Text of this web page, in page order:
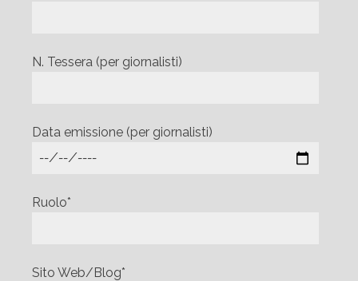
N. Tessera (per giornalisti)
Data emissione (per giornalisti)
Ruolo*
Sito Web/Blog*